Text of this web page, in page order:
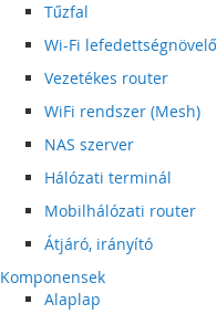
Tűzfal
Wi-Fi lefedettségnövelő
Vezetékes router
WiFi rendszer (Mesh)
NAS szerver
Hálózati terminál
Mobilhálózati router
Átjáró, irányító
Komponensek
Alaplap